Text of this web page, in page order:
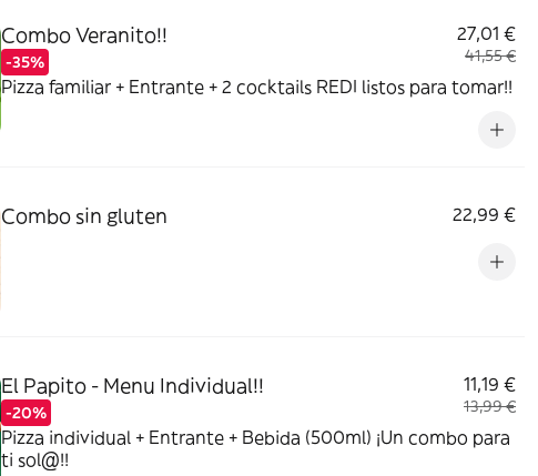
Combo Veranito!!
-35%
27,01 €
41,55 €
Pizza familiar + Entrante + 2 cocktails REDI listos para tomar!!
Combo sin gluten 22,99 €
El Papito - Menu Individual!!
-20%
11,19 €
13,99 €
Pizza individual + Entrante + Bebida (500ml) ¡Un combo para
ti sol@!!